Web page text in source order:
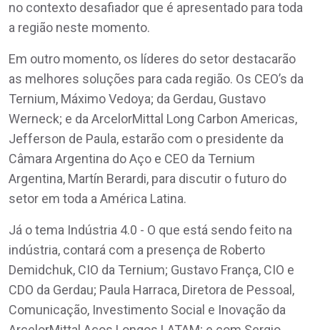
no contexto desafiador que é apresentado para toda
a região neste momento.
Em outro momento, os líderes do setor destacarão
as melhores soluções para cada região. Os CEO’s da
Ternium, Máximo Vedoya; da Gerdau, Gustavo
Werneck; e da ArcelorMittal Long Carbon Americas,
Jefferson de Paula, estarão com o presidente da
Câmara Argentina do Aço e CEO da Ternium
Argentina, Martín Berardi, para discutir o futuro do
setor em toda a América Latina.
Já o tema Indústria 4.0 - O que está sendo feito na
indústria, contará com a presença de Roberto
Demidchuk, CIO da Ternium; Gustavo França, CIO e
CDO da Gerdau; Paula Harraca, Diretora de Pessoal,
Comunicação, Investimento Social e Inovação da